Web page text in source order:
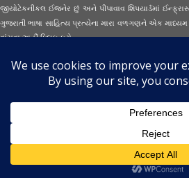
જીયોટેકનીકલ ઈજનેર છું અને પીપાવાવ શિપયાર્ડમાં
ગુજરાતી ભાષા સાહિત્ય પ્રત્યેના મારા વળગણને એક
વાંચવાઅહીં ક્લિક કરો...
Secured Site
Aksharnaad.com
By
· All Rights